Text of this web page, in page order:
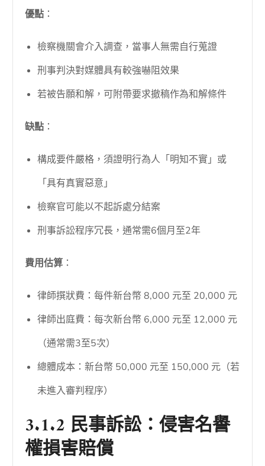
優點 ：
檢察機關會介入調查，當事人無需自行蒐證
刑事判決對媒體具有較強嚇阻效果
若被告願和解，可附帶要求撤稿作為和解條件
缺點 ：
構成要件嚴格，須證明行為人「明知不實」或
「具有真實惡意」
檢察官可能以不起訴處分結案
刑事訴訟程序冗長，通常需6個月至2年
費用估算 ：
律師撰狀費：每件新台幣 8,000 元至 20,000 元
律師出庭費：每次新台幣 6,000 元至 12,000 元
（通常需3至5次）
總體成本：新台幣 50,000 元至 150,000 元（若
未進入審判程序）
3.1.2 民事訴訟：侵害名譽
權損害賠償